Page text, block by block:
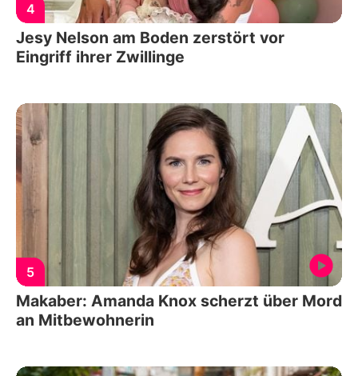
4
Jesy Nelson am Boden zerstört vor
Eingriff ihrer Zwillinge
5
Makaber: Amanda Knox scherzt über Mord
an Mitbewohnerin